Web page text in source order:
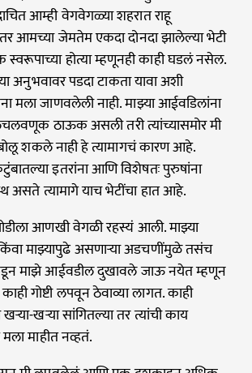
आम्ही वेगवेगळ्या शहरात राहू
आमच्या जेमतेम एकदा दोनदा झालेल्या भेटी
होत्या म्हणूनही काही घडलं नसेल.
अनुभवावर पडदा टाकता यावा अशी
मला जाणवलेली नाही. माझ्या आईवडिलांना
ठाऊक असली तरी त्यांच्यासमोर मी
शकले नाही हे त्यामागचं कारण आहे.
इतरांना आणि विशेषतः पुरुषांना
असते त्यामागे याच भेटींचा हात आहे.
आणखी वेगळी रहस्यं आली. माझ्या
माझ्यापुढे असणाऱ्या अडचणींमुळे तसंच
माझे आईवडील दुखावले जाऊ नयेत म्हणून
गोष्टी लपवून ठेवाव्या लागत. काही
खऱ्या-खऱ्या सांगितल्या तर त्यांची काय
मला माहीत नव्हतं.